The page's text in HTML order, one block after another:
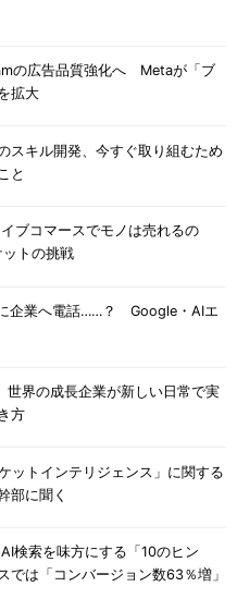
の広告品質強化へ Metaが「ブ
拡大
スキル開発、今すぐ取り組むため
と
ブコマースでモノは売れるの
トの挑戦
企業へ電話……？ Google・AIエ
界の成長企業が新しい日常で実
方
ットインテリジェンス」に関する
部に聞く
検索を味方にする「10のヒン
は「コンバージョン数63％増」